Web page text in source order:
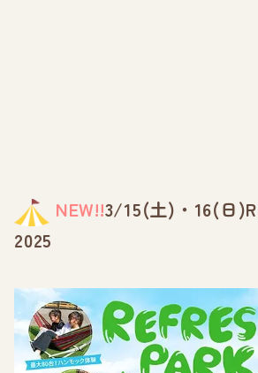
NEW!!3/15(土)・16(日
2025